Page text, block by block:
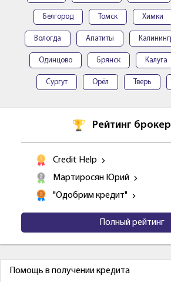
Белгород Томск Химки
Вологда Апатиты
Одинцово Брянск Калуга
Сургут Орёл Тверь
Рейтинг
Credit Help
Мартиросян Юрий
"Одобрим кредит"
Полный рейтинг
Помощь в получении кредита